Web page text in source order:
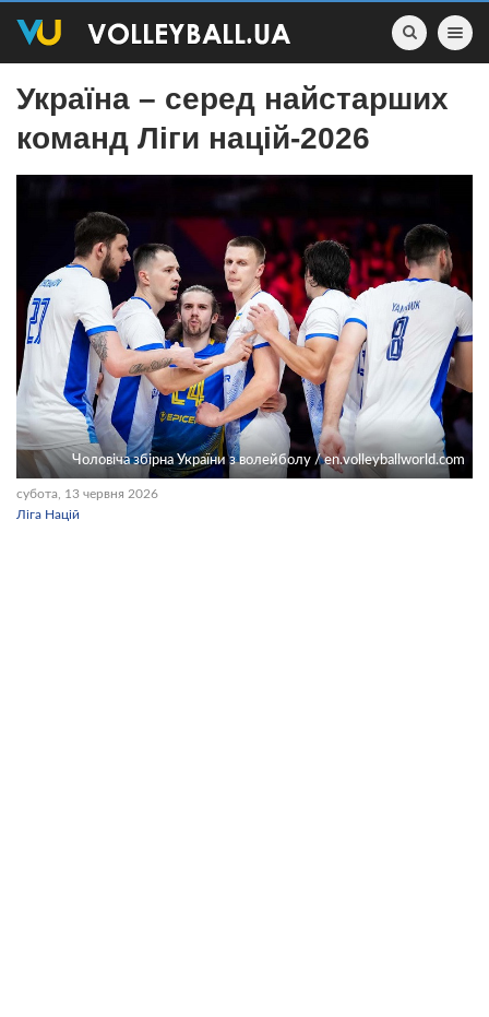
Toggle
Україна – серед найстарших
команд Ліги націй-2026
Чоловіча збірна України з волейболу / en.volleyballworld.com
субота, 13 червня 2026
Ліга Націй